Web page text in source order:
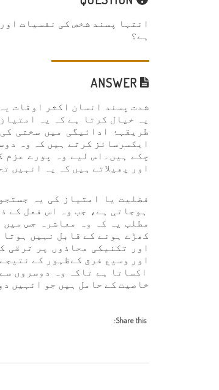
انتہا پسند شخص کی نفسیات
ہے؟
شدت پسند انسان اکثر اوقات
یہ خیال کرتا ہے کہ یہ
طریقہۂ ادائیگی میں سختی
ایکسرسائز کرتے ہیں کہ وہ
چکے ہیں۔اس لیے وہ پورے
اور پھیلاتے ہیں کہ یہ انہیں
فضلیت یا امتیاز کی یہ
ہوجاتی ہے، جب وہ اس فعل کے
مطلب یہ کہ وہ معاشرہ جس
کھڑے ہونے کے قابل نہیں
اور تکنیکی محاذوں پر ترقی
اور وسیع فرق کےظہور کے
اکساتا ہے تاکہ وہ دوسروں
خاصیت کے حامل ہیں جو انہیں
Share this: